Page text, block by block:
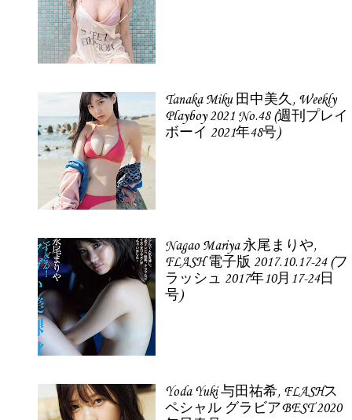
Tanaka Miku 田中美久, Weekly
Playboy 2021 No.48 (週刊プレイ
ボーイ 2021年48号)
Nagao Mariya 永尾まりや,
FLASH 電子版 2017.10.17-24 (フ
ラッシュ 2017年10月17-24日
号)
Yoda Yuki 与田祐希, FLASHス
ペシャル グラビアBEST 2020